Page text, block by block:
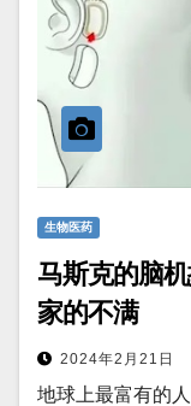
生物医药
马斯克的脑
家的不满
2024年2月21日
地球上最富有的